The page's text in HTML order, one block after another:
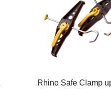
Rhino Safe Clamp